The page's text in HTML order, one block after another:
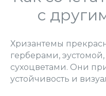
с
Хризантемы
герберами,
сухоцветами. Они
устойчивость и